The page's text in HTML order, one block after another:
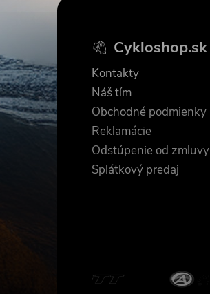
á
p
ä
Cykloshop.sk
Kontakty
Náš tím
Obchodné podmienky
Reklamácie
Odstúpenie od zmluvy
Splátkový predaj